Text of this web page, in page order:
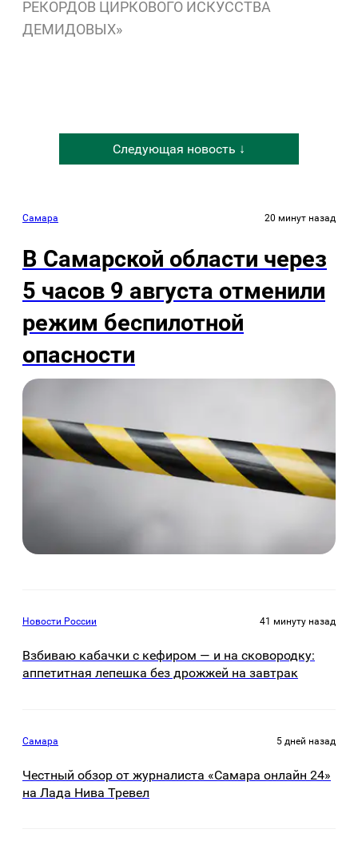
РЕКОРДОВ ЦИРКОВОГО ИСКУССТВА
ДЕМИДОВЫХ»
Следующая новость ↓
Самара 20 минут назад
В Самарской области через
5 часов 9 августа отменили
режим беспилотной
опасности
Новости России 41 минуту назад
Взбиваю кабачки с кефиром — и на сковородку:
аппетитная лепешка без дрожжей на завтрак
Самара 5 дней назад
Честный обзор от журналиста «Самара онлайн 24»
на Лада Нива Тревел